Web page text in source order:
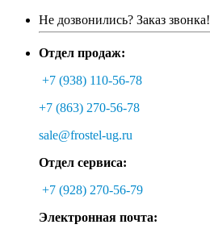
Не дозвонились? Заказ звонка!
Отдел продаж:
+7 (938) 110-56-78
+7 (863) 270-56-78
sale@frostel-ug.ru
Отдел сервиса:
+7 (928) 270-56-79
Электронная почта: